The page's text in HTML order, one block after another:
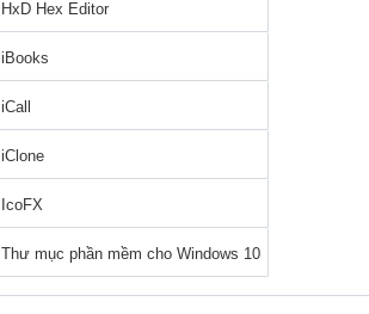
HxD Hex Editor
iBooks
iCall
iClone
IcoFX
Thư mục phần mềm cho Windows 10